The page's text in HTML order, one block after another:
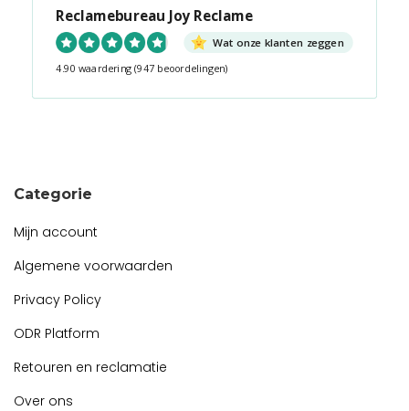
Reclamebureau Joy Reclame
Wat onze klanten zeggen
4.90 waardering (947 beoordelingen)
Categorie
Mijn account
Algemene voorwaarden
Privacy Policy
ODR Platform
Retouren en reclamatie
Over ons